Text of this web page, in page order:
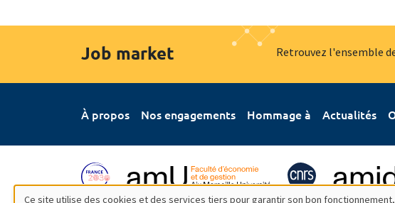
Job market Retrouvez l'ensemble
À propos Nos engagements Hommage à Actualités
Ce site utilise des cookies et des services tiers pour garantir son bon